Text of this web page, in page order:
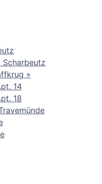
Scharbeutz
»
14
18